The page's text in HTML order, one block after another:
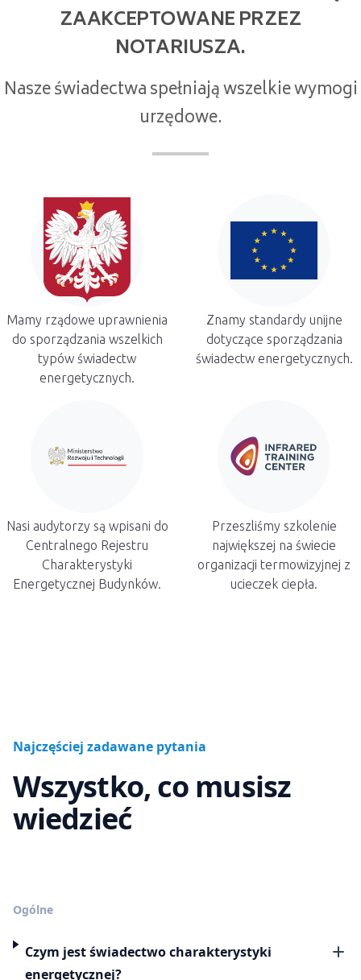
ZAAKCEPTOWANE PRZEZ
NOTARIUSZA.
Nasze świadectwa spełniają wszelkie wymogi
urzędowe.
Mamy rządowe uprawnienia
do sporządzania wszelkich
typów świadectw
energetycznych.
Znamy standardy unijne
dotyczące sporządzania
świadectw energetycznych.
Nasi audytorzy są wpisani do
Centralnego Rejestru
Charakterystyki
Energetycznej Budynków.
Przeszliśmy szkolenie
największej na świecie
organizacji termowizyjnej z
ucieczek ciepła.
Najczęściej zadawane pytania
Wszystko, co musisz
wiedzieć
Ogólne
Czym jest świadectwo charakterystyki
energetycznej?